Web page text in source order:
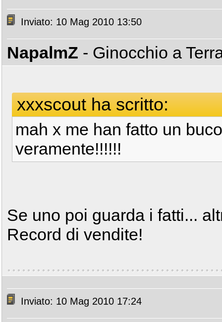
Inviato: 10 Mag 2010 13:50
NapalmZ - Ginocchio a
xxxscout ha scritto:
mah x me han fatto un
veramente!!!!!!
Se uno poi guarda i fatti...
Record di vendite!
Inviato: 10 Mag 2010 17:24